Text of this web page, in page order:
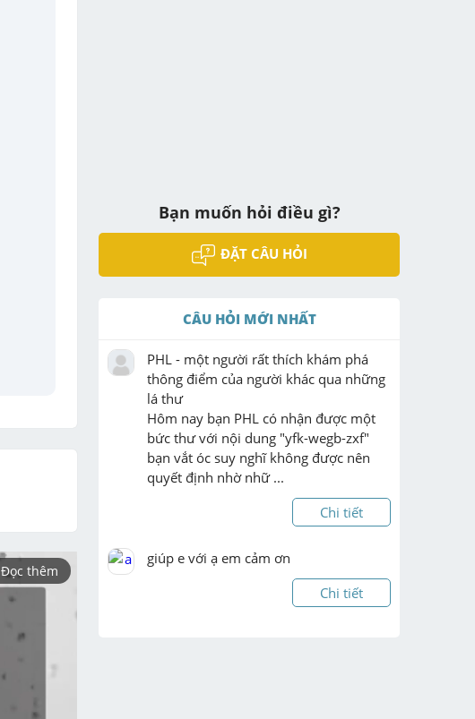
Đọc thêm
Bạn muốn hỏi điều gì?
ĐẶT CÂU HỎI
CÂU HỎI MỚI NHẤT
PHL - một người rất thích khám phá
thông điểm của người khác qua những
lá thư
Hôm nay bạn PHL có nhận được một
bức thư với nội dung "yfk-wegb-zxf"
bạn vắt óc suy nghĩ không được nên
quyết định nhờ nhữ ...
Chi tiết
giúp e với ạ em cảm ơn
Chi tiết